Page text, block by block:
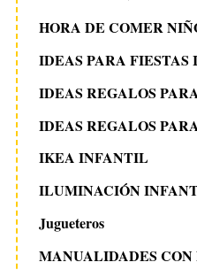
HORA DE COMER
IDEAS PARA FIESTAS
IDEAS REGALOS
IDEAS REGALOS
IKEA INFANTIL
ILUMINACIÓN
Jugueteros
MANUALIDADES CON